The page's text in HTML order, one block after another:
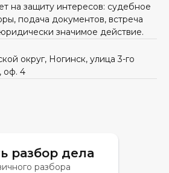
на защиту интересов: судебное
подача документов, встреча
значимое действие.
округ, Ногинск, улица 3-го
оф. 4
разбор дела
разбора